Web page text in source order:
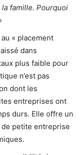
famille. Pourquoi
« placement
dans
plus faible pour
n’est pas
dont les
entreprises ont
durs. Elle offre un
petite entreprise